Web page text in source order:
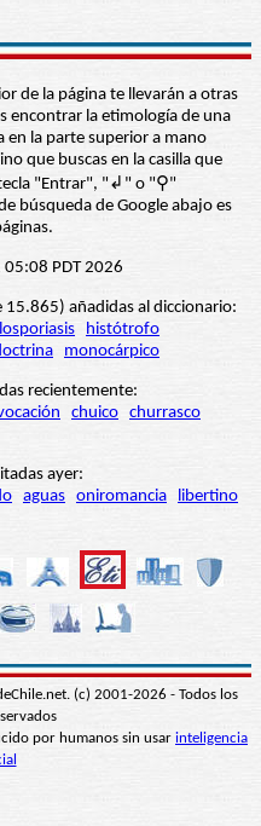
de la página te llevarán a otras
encontrar la etimología de una
en la parte superior a mano
que buscas en la casilla que
tecla "Entrar", "↲" o "⚲"
búsqueda de Google abajo es
PDT 2026
15.865) añadidas al diccionario:
histótrofo
monocárpico
recientemente:
chuico churrasco
ayer:
aguas oniromancia
libertino
(c) 2001-2026 - Todos los
por humanos sin usar inteligencia